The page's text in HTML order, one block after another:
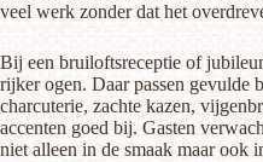
veel werk zonder dat het
Bij een bruiloftsreceptie of
rijker ogen. Daar passen gevulde
charcuterie, zachte kazen,
accenten goed bij. Gasten
niet alleen in de smaak maar ook